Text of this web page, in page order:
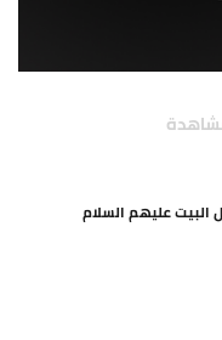
البيت عليهم السلام